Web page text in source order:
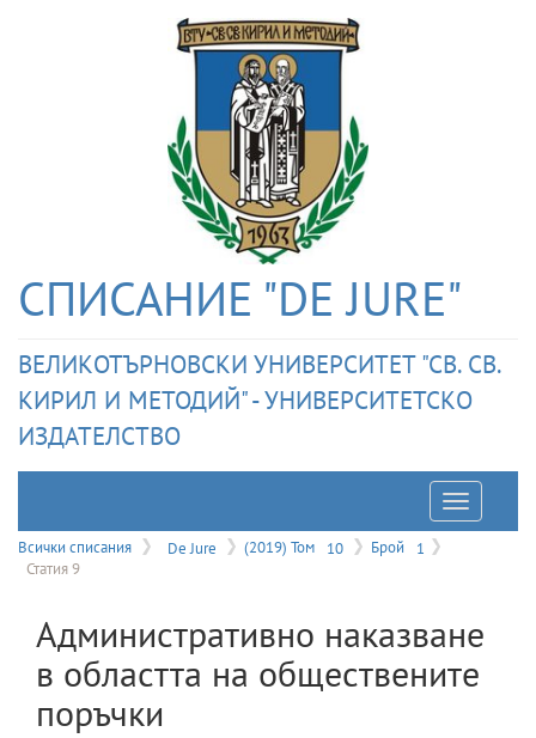
СПИСАНИЕ "DE JURE"
ВЕЛИКОТЪРНОВСКИ УНИВЕРСИТЕТ "СВ. СВ.
КИРИЛ И МЕТОДИЙ" - УНИВЕРСИТЕТСКО
ИЗДАТЕЛСТВО
Отваряне
на
Всички списания De Jure (2019) Том 10 Брой
1
Статия 9
Aдминистративно наказване
в областта на обществените
поръчки